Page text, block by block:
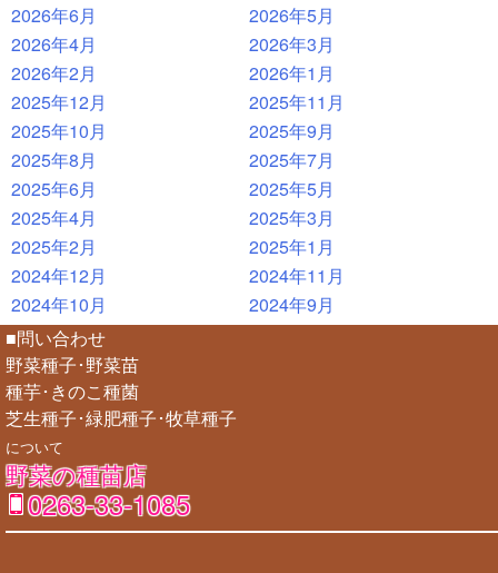
2026年6月
2026年5月
2026年4月
2026年3月
2026年2月
2026年1月
2025年12月
2025年11月
2025年10月
2025年9月
2025年8月
2025年7月
2025年6月
2025年5月
2025年4月
2025年3月
2025年2月
2025年1月
2024年12月
2024年11月
2024年10月
2024年9月
■問い合わせ
野菜種子･野菜苗
種芋･きのこ種菌
芝生種子･緑肥種子･牧草種子
について
野菜の種苗店
0263-33-1085